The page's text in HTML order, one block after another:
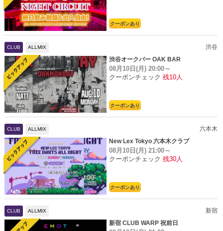
クーポンあり
CLUB ALLMIX
渋谷
渋谷オークバー OAK BAR
08月10日(月) 20:00～
クーポンチェック 残10人
クーポンあり
CLUB ALLMIX
六本木
New Lex Tokyo 六本木クラブ
08月10日(月) 21:00～
クーポンチェック 残30人
クーポンあり
CLUB ALLMIX
新宿
新宿 CLUB WARP 祝前日